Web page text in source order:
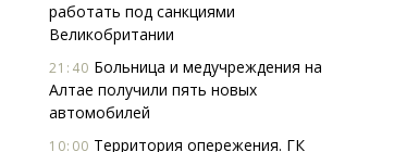
работать под санкциями
Великобритании
21:40 Больница и медучреждения на
Алтае получили пять новых
автомобилей
10:00 Территория опережения. ГК